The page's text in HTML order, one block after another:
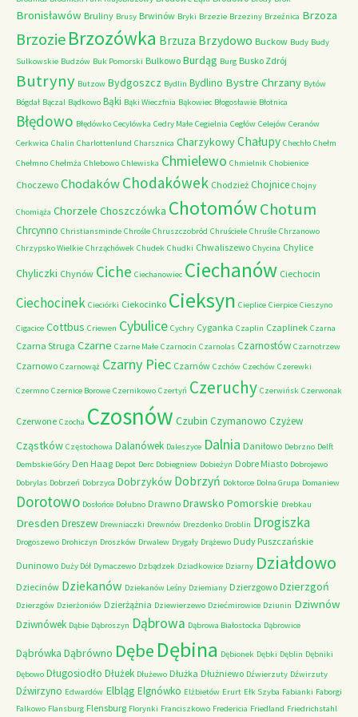
Bronisławów Bruliny Brusy Brwinów Bryki Brzezie Brzeziny Brzeźnica Brzoza
Brzozie Brzozówka Brzuza Brzydowo Buckow Budy Budy
Sulkowskie Budzów Buk Pomorski Bulkowo Burdąg Burg Busko Zdrój
Butryny Butzow Bydgoszcz Bydlin Bydlino Bystre Chrzany Bytów
Bógdał Bączal Bądkowo Bąki Bąki Wieczfnia Bąkowiec Błogosławie Błotnica
Błędowo Błędówko Cecylówka Cedry Małe Cegielnia Cegłów Celejów Ceranów
Cerkwica Chalin Charlottenlund Charsznica CharzykowyChałupy Chechło Chełm
Chełmno Chełmża Chlebowo Chlewiska Chmielewo Chmielnik Chobienice
Choczewo ChodakówChodakówek Chodzież Chojnice Chojny
Chomiąża Chorzele Choszczówka ChotomówChotum
Chrcynno Christiansminde Chrośle Chruszczobród Chruściele Chruśle Chrzanowo
Chrzypsko Wielkie Chrząchówek Chudek Chudki Chwaliszewo Chycina Chylice
Chyliczki Chynów Ciche Ciechanowiec Ciechanów Ciechocin
Ciechocinek Cieciórki Ciekocinko Cieksyn Cieplice Cierpice Cieszyno
Cigacice Cottbus Criewen Cybulice Cychry Cyganka Czaplin Czaplinek Czarna
Czarna Struga Czarne Czarne Małe Czarnocin Czarnolas Czarnostów Czarnotrzew
Czarnowo Czarnowąż Czarny Piec Czarnów Czchów Czechów Czerewki
Czermno Czernice Borowe Czernikowo Czertyń Czeruchy Czerwińsk Czerwonak
Czerwone Czocha Czosnów Czubin Czymanowo Czyżew
Cząstków Częstochowa Dalanówek Daleszyce Dalnia Daniłowo Debrzno Delft
Dembskie Góry Den Haag Depot Derc Dobiegniew Dobieżyn Dobre Miasto Dobrojewo
Dobrylas Dobrzeń Dobrzyca Dobrzyków Dobrzyń Doktorce Dolna Grupa Domaniew
Dorotowo Dosłońce Dołubno Drawno Drawsko Pomorskie Drebkau
Dresden Dreszew Drewniaczki Drewnów Drezdenko Droblin Drogiszka
Drogoszewo Drohiczyn Droszków Drwalew Drygały Drążewo Dudy Puszczańskie
Duninowo Duży Dół Dymaczewo Dzbądzek Dziadkowice Dziarny Działdowo
Dziecinów Dziekanów Dziekanów Leśny Dziemiany Dzierzgowo Dzierzgoń
Dzierzgów Dzierżoniów Dzierżążnia Dziewierzewo Dziećmirowice Dziunin Dziwnów
Dziwnówek Dąbie Dąbroszyn Dąbrowa Dąbrowa Białostocka Dąbrowice
Dąbrówka Dąbrówno Dębe Dębina Dębionek Dębki Dęblin Dębniki
Dębowo Długosiodło Dłużek Dłużewo Dłużka Dłużniewo Dźwierzuty Dźwirzuty
Dźwirzyno Edwardów Elbląg Elgnówko Elżbietów Erurt Ełk Szyba Fabianki Faborgi
Falkowo Flansburg Flensburg Florynki Franciszkowo Fredericia Friedland Friedrichstahl